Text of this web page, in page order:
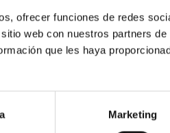
ofrecer funciones de redes
web con nuestros partners de
que les haya
Marketing
orientation of star-forming
vectors appear random